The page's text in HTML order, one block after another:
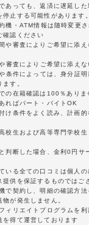
あっても、返済に遅延し
止する可能性があります。
機・ATM情報は随時変更
確認ください
や審査によりご希望に添え
査によりご希望に添えな
条件によっては、身分証明
す。
の在籍確認は100％ありま
ればパート・バイトOK
け条件をよく読み、計画
校生および高等専門学校
判断した場合、金利0円サ
いる全ての口コミは個人
供を保証するものではご
で契約し、明細の確認方
が発生しません。
ィリエイトプログラムを
を得て運営しております